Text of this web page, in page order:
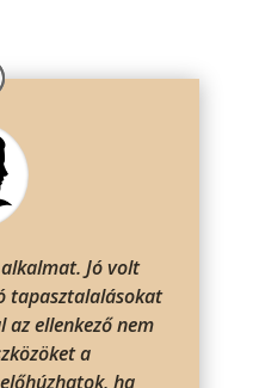
Jó volt
tapasztalalásokat
az ellenkező nem
a
ha